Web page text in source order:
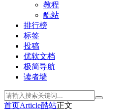
教程
酷站
排行榜
标签
投稿
优软文档
极简导航
读者墙
首页Article酷站正文